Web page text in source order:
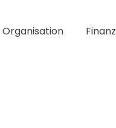
Organisation